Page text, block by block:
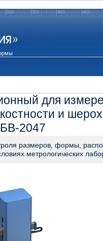
для
и
2047
размеров, формы,
метрологических